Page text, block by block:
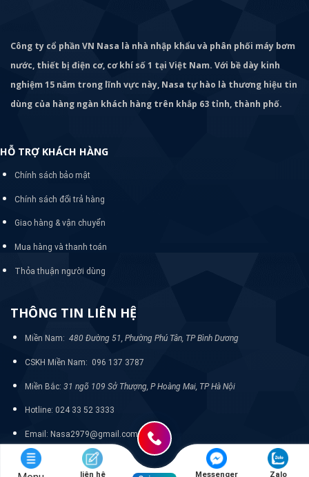
Công ty cổ phần VN Nasa là nhà nhập khẩu và phân phối máy bơm
nước, thiết bị điện cơ, cơ khí số 1 tại Việt Nam. Với bề dày kinh
nghiệm 15 năm trong lĩnh vực này, Nasa tự hào là thương hiệu tin
dùng của hàng ngàn khách hàng trên khắp 63 tỉnh, thành phố.
HỖ TRỢ KHÁCH HÀNG
Chính sách bảo mật
Chính sách đổi trả hàng
Giao hàng & vận chuyển
Mua hàng và thanh toán
Thỏa thuận người dùng
THÔNG TIN LIÊN HỆ
Miền Nam: 480 Đường 51, Phường Phú Tân, TP Bình Dương
CSKH Miền Nam: 096 137 3787
Miền Bắc: 31 ngõ 109 Sở Thượng, P Hoàng Mai, TP Hà Nội
Hotline: 024 33 52 3333
Email: Nasa2979@gmail.com
liên hệ Messenger Zalo